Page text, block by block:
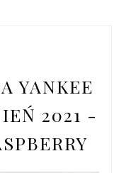
YANKEE
2021 -